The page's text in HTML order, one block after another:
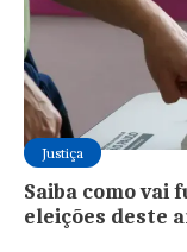
Justiça
Saiba como vai
eleições deste